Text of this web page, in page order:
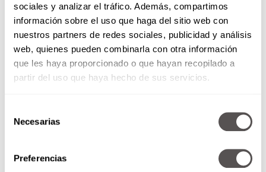
sociales y analizar el tráfico. Además, compartimos
información sobre el uso que haga del sitio web con
nuestros partners de redes sociales, publicidad y análisis
web, quienes pueden combinarla con otra información
que les haya proporcionado o que hayan recopilado a
partir del uso que haya hecho de sus servicios.
Necesarias
Preferencias
¿Eres de los que oculta el enojo
y luego explota sin parar?
Para los que se la viven siendo
tolerantes y aguantando todo,
cuidado, porque un día, sin